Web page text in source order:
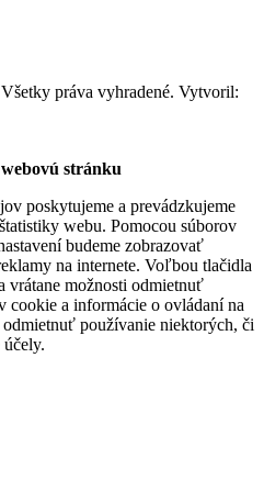
práva vyhradené. Vytvoril:
stránku
poskytujeme a prevádzkujeme
webu. Pomocou súborov
budeme zobrazovať
na internete. Voľbou tlačidla
vrátane možnosti odmietnuť
cookie a informácie o ovládaní na
používanie niektorých, či